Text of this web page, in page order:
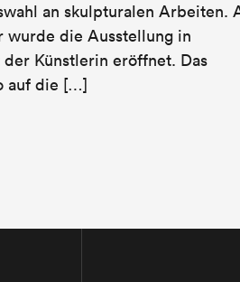
an skulpturalen Arbeiten.
wurde die Ausstellung in
Künstlerin eröffnet. Das
auf die […]